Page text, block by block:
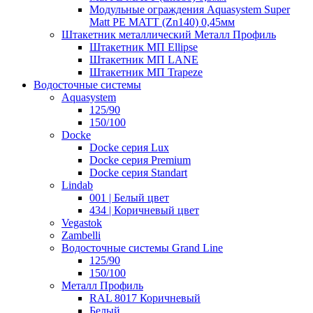
Модульные ограждения Aquasystem Super
Matt PE MATT (Zn140) 0,45мм
Штакетник металлический Металл Профиль
Штакетник МП Ellipse
Штакетник МП LANE
Штакетник МП Trapeze
Водосточные системы
Aquasystem
125/90
150/100
Docke
Docke серия Lux
Docke серия Premium
Docke серия Standart
Lindab
001 | Белый цвет
434 | Коричневый цвет
Vegastok
Zambelli
Водосточные системы Grand Line
125/90
150/100
Металл Профиль
RAL 8017 Коричневый